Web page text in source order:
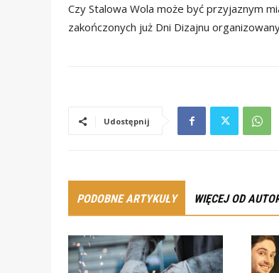
Czy Stalowa Wola może być przyjaznym
zakończonych już Dni Dizajnu
Udostępnij
PODOBNE ARTYKUŁY WIĘCEJ OD